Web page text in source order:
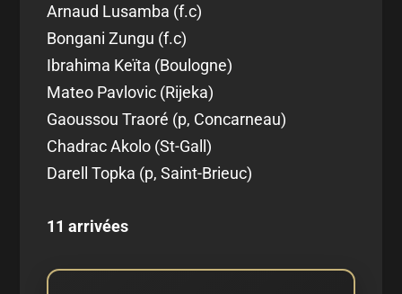
Arnaud Lusamba (f.c)
Bongani Zungu (f.c)
Ibrahima Keïta (Boulogne)
Mateo Pavlovic (Rijeka)
Gaoussou Traoré (p, Concarneau)
Chadrac Akolo (St-Gall)
Darell Topka (p, Saint-Brieuc)
11 arrivées